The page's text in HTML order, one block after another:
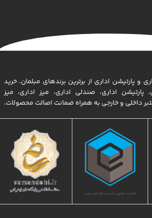
و پارتیشن اداری از برترین برندهای مبلمان. خرید
پارتیشن اداری، صندلی اداری، میز اداری، میز
داخلی و خارجی به همراه ضمانت اصالت محصولات.